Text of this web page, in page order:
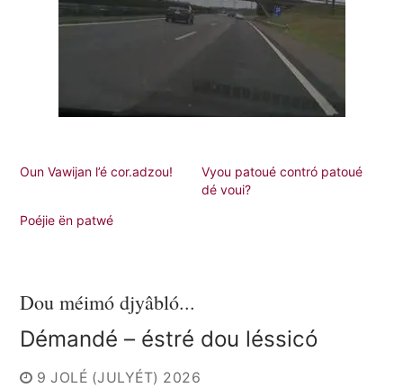
Oun Vawijan l’é cor.adzou!
Vyou patoué contró patoué
dé voui?
Poéjie ën patwé
Dou méimó djyâbló...
Démandé – éstré dou léssicó
9 JOLÉ (JULYÉT) 2026